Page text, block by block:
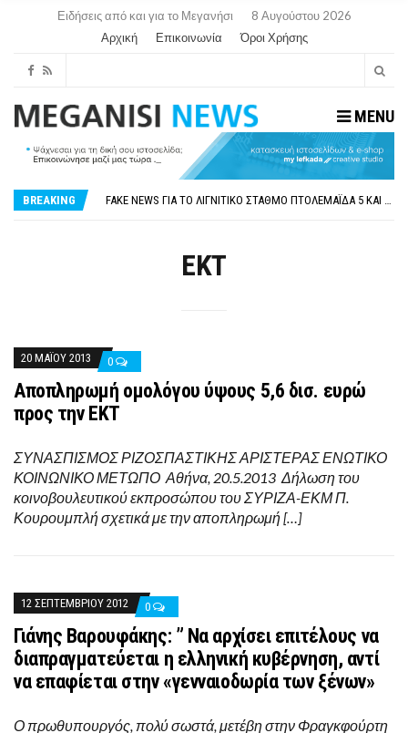
Ειδήσεις από και για το Μεγανήσι
8 Αυγούστου 2026
Αρχική
Επικοινωνία Όροι Χρήσης
MENU
BREAKING
ΟΡΙΣΤΙΚΆ ΧΩΡΊΣ ΑΚΤΟΠΛΟΙΚΗ ΣΎΝΔΕΣΗ ΦΈΤΟΣ ΤΟ ΚΑΛΟΚΑΊΡΙ ΤΑ ΙΌΝΙΑ
ΕΚΤ
20 ΜΑΪ́ΟΥ 2013 0
Αποπληρωμή ομολόγου ύψους 5,6 δισ. ευρώ
προς την ΕΚΤ
ΣΥΝΑΣΠΙΣΜΟΣ ΡΙΖΟΣΠΑΣΤΙΚΗΣ ΑΡΙΣΤΕΡΑΣ ΕΝΩΤΙΚΟ
ΚΟΙΝΩΝΙΚΟ ΜΕΤΩΠΟ Αθήνα, 20.5.2013 Δήλωση του
κοινοβουλευτικού εκπροσώπου του ΣΥΡΙΖΑ-ΕΚΜ Π.
Κουρουμπλή σχετικά με την αποπληρωμή […]
12 ΣΕΠΤΕΜΒΡΊΟΥ 2012 0
Γιάνης Βαρουφάκης: ” Να αρχίσει επιτέλους να
διαπραγματεύεται η ελληνική κυβέρνηση, αντί
να επαφίεται στην «γενναιοδωρία των ξένων»
Ο πρωθυπουργός, πολύ σωστά, μετέβη στην Φραγκφούρτη